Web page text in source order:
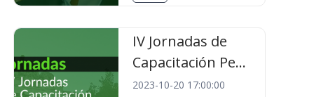
IV Jornadas de
Capacitación Pe...
2023-10-20 17:00:00